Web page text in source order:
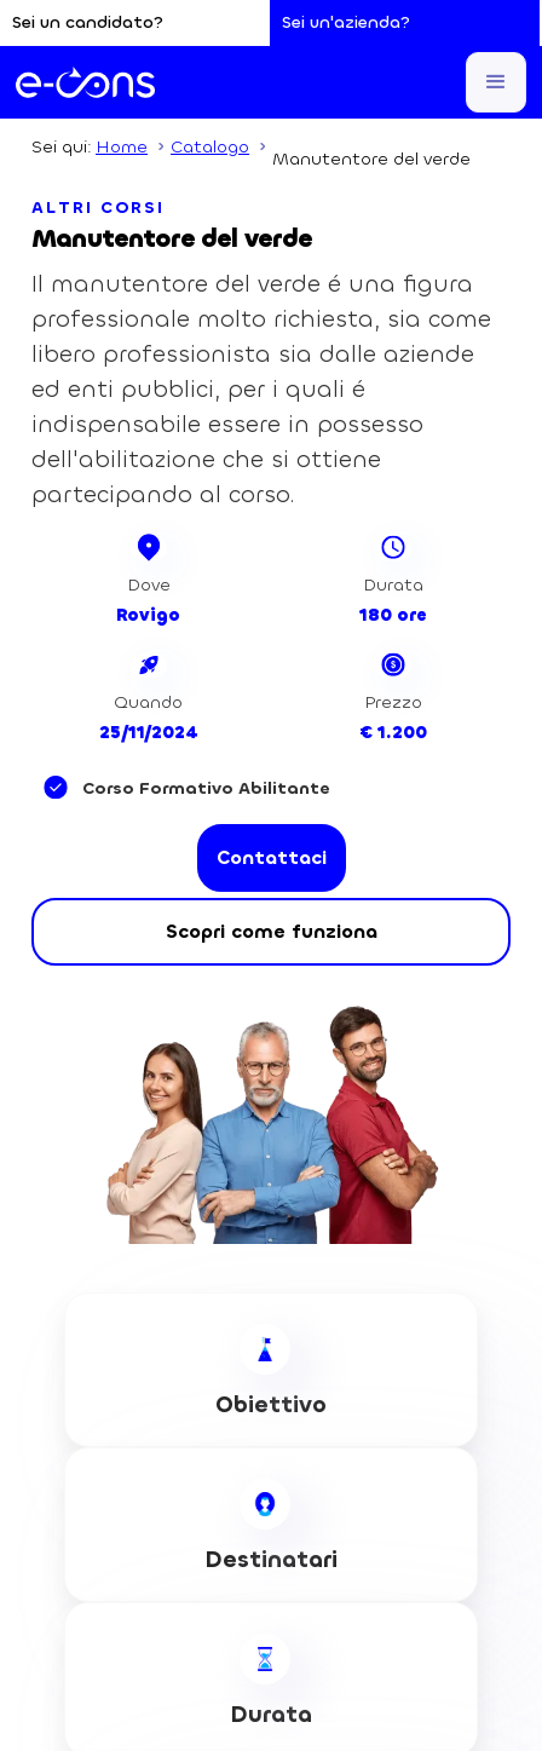
Sei un candidato? Sei un'azienda?
Sei qui: Home Catalogo
Manutentore del verde
ALTRI CORSI
Manutentore del verde
Il manutentore del verde é una figura
professionale molto richiesta, sia come
libero professionista sia dalle aziende
ed enti pubblici, per i quali é
indispensabile essere in possesso
dell'abilitazione che si ottiene
partecipando al corso.
Dove
Rovigo
Durata
180 ore
Quando
25/11/2024
Prezzo
€ 1.200
Corso Formativo Abilitante
Contattaci
Scopri come funziona
Obiettivo
Destinatari
Durata